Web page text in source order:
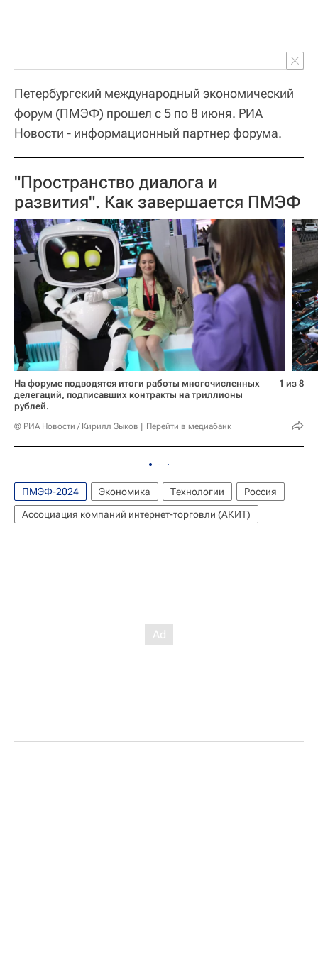
Петербургский международный экономический
форум (ПМЭФ) прошел с 5 по 8 июня. РИА
Новости - информационный партнер форума.
"Пространство диалога и
развития". Как завершается ПМЭФ
На форуме подводятся итоги работы многочисленных
делегаций, подписавших контракты на триллионы
рублей.
© РИА Новости / Кирилл Зыков Перейти в медиабанк
1 из 8
ПМЭФ-2024 Экономика Технологии
Россия
Ассоциация компаний интернет-торговли (АКИТ)